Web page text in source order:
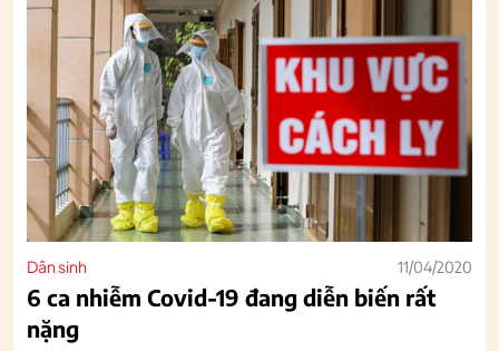
Dân sinh 11/04/2020
6 ca nhiễm Covid-19 đang diễn biến rất
nặng